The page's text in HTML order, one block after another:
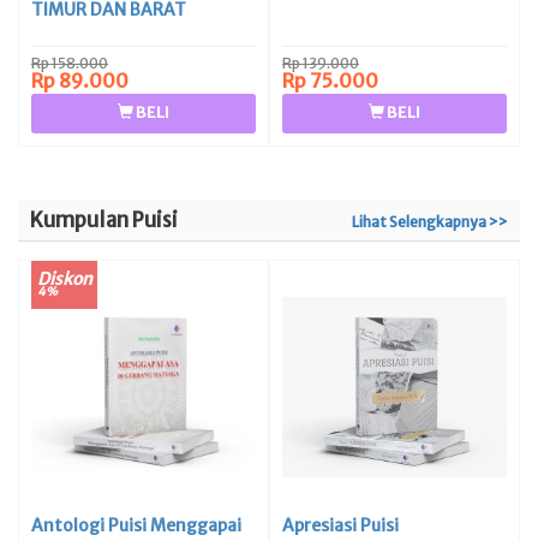
TIMUR DAN BARAT
Rp 158.000
Rp 89.000
BELI
Rp 139.000
Rp 75.000
BELI
Kumpulan Puisi Lihat Selengkapnya >>
Diskon
4%
Antologi Puisi Menggapai
Apresiasi Puisi